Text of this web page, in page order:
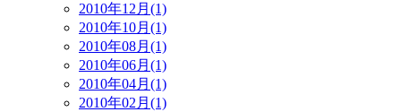
2010年12月(1)
2010年10月(1)
2010年08月(1)
2010年06月(1)
2010年04月(1)
2010年02月(1)